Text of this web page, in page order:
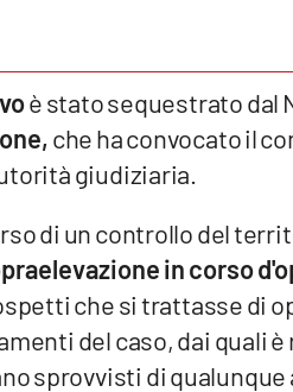
è stato sequestrato dal
che ha convocato il
giudiziaria.
di un controllo del
in corso
che si trattasse di
del caso, dai quali
sprovvisti di